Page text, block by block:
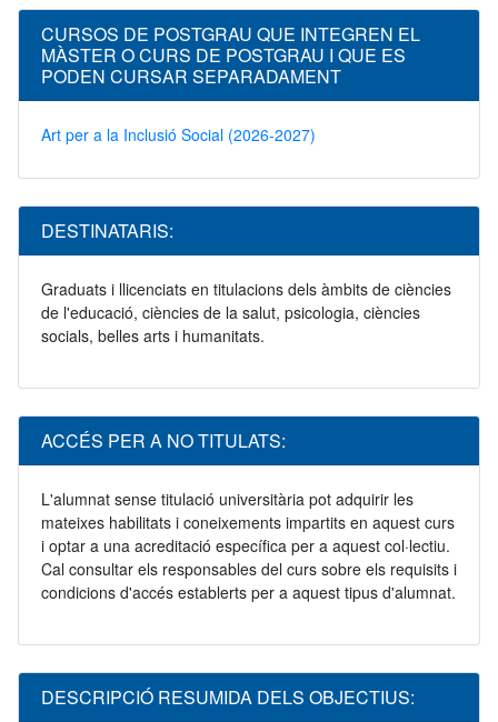
CURSOS DE POSTGRAU QUE INTEGREN EL
MÀSTER O CURS DE POSTGRAU I QUE ES
PODEN CURSAR SEPARADAMENT
Art per a la Inclusió Social (2026-2027)
DESTINATARIS:
Graduats i llicenciats en titulacions dels àmbits de ciències
de l'educació, ciències de la salut, psicologia, ciències
socials, belles arts i humanitats.
ACCÉS PER A NO TITULATS:
L'alumnat sense titulació universitària pot adquirir les
mateixes habilitats i coneixements impartits en aquest curs
i optar a una acreditació específica per a aquest col·lectiu.
Cal consultar els responsables del curs sobre els requisits i
condicions d'accés establerts per a aquest tipus d'alumnat.
DESCRIPCIÓ RESUMIDA DELS OBJECTIUS: